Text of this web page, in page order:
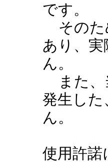
です。
そのた
あり、
ん。
また、
発生した
ん。
使用許諾